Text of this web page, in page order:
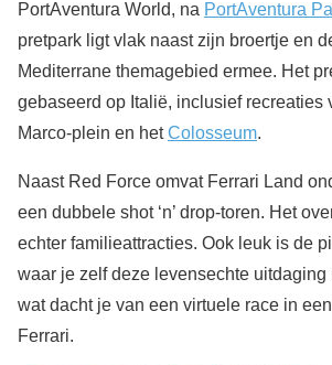
PortAventura World, na PortAventura
pretpark ligt vlak naast zijn broertje en
Mediterrane themagebied ermee. Het
gebaseerd op Italië, inclusief recreaties
Marco-plein en hetColosseum.
Naast Red Force omvat Ferrari Land
een dubbele shot ‘n’ drop-toren. Het
echter familieattracties. Ook leuk is de
waar je zelf deze levensechte uitdaging
wat dacht je van een virtuele race in
Ferrari.